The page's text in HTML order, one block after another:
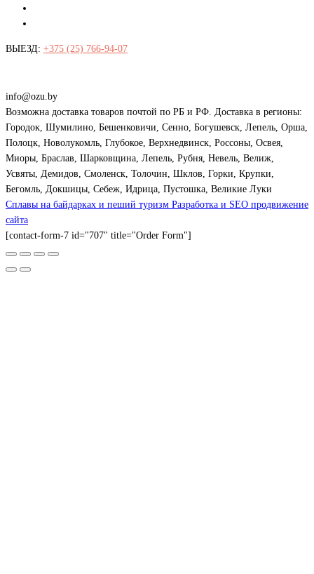
ВЫЕЗД: +375 (25) 766-94-07
info@ozu.by
Возможна доставка товаров почтой по РБ и РФ. Доставка в регионы:
Городок, Шумилино, Бешенковичи, Сенно, Богушевск, Лепель, Орша,
Полоцк, Новолукомль, Глубокое, Верхнедвинск, Россоны, Освея,
Миоры, Браслав, Шарковщина, Лепель, Рубня, Невель, Велиж,
Усвяты, Демидов, Смоленск, Толочин, Шклов, Горки, Крупки,
Бегомль, Докшицы, Себеж, Идрица, Пустошка, Великие Луки
Сплавы на байдарках и пеший туризм Разработка и SEO продвижение
сайта
[contact-form-7 id="707" title="Order Form"]